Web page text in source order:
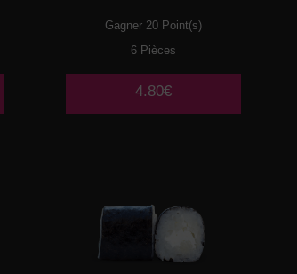
Gagner 20 Point(s)
6 Pièces
4.80€